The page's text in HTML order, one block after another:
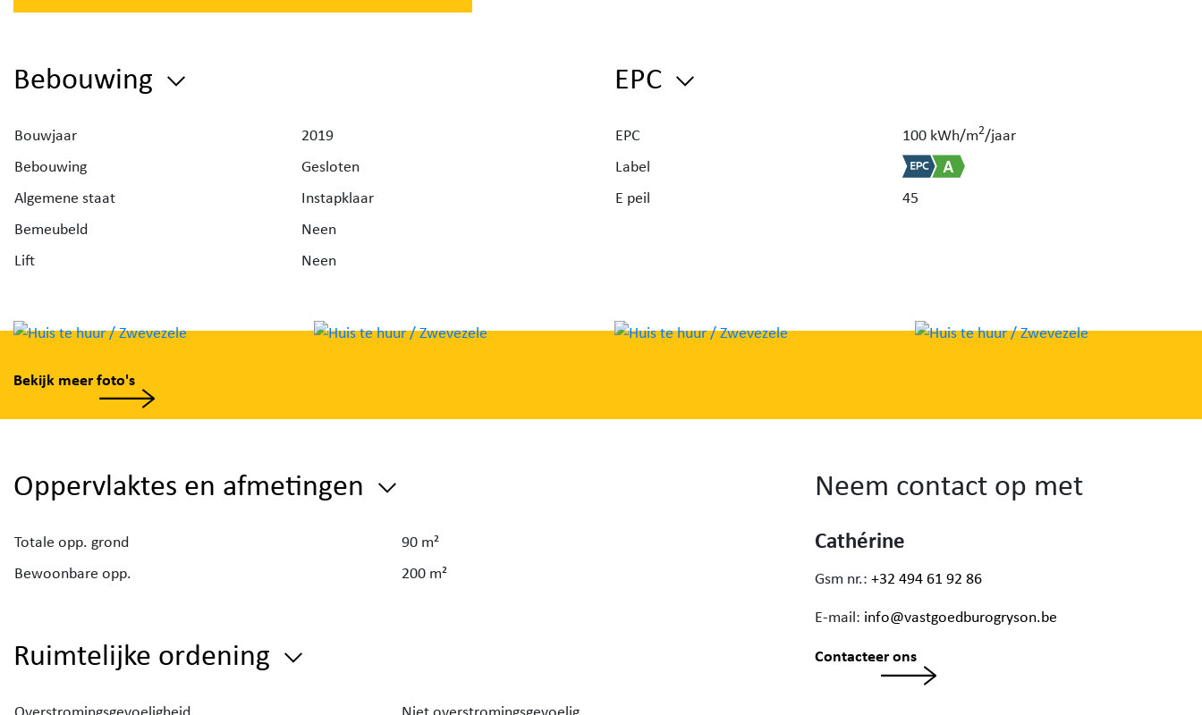
EPB nieuwbouw E-peil 45.
Bebouwing
Bouwjaar
2019
Bebouwing
Gesloten
Algemene staat
Instapklaar
Bemeubeld
Neen
Lift
Neen
EPC
EPC 100 kWh/m2/jaar
Label
E peil
45
Bekijk meer foto's
Oppervlaktes en afmetingen
Totale opp. grond
90 m²
Bewoonbare opp.
200 m²
Ruimtelijke ordening
Neem contact op met
Cathérine
Gsm nr.: +32 494 61 92 86
E-mail: info@vastgoedburogryson.be
Contacteer ons